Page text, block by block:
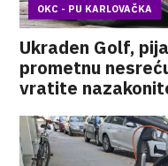
OKC - PU KARLOVAČKA
Ukraden Golf,
prometnu
vratite